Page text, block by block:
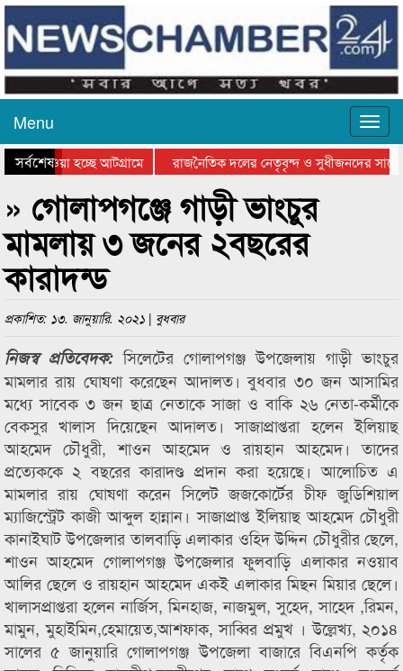
Menu
সর্বশেষ
যাওয়া হচ্ছে আটগ্রামে
রাজনৈতিক দলের নেতৃবৃন্দ ও সুধীজনদের সাথে
সিলেটে বাংলাদেশ গ্রুপ থিয়েটার
» গোলাপগঞ্জে গাড়ী ভাংচুর
মামলায় ৩ জনের ২বছরের
কারাদন্ড
প্রকাশিত: ১৩. জানুয়ারি. ২০২১ | বুধবার
নিজস্ব প্রতিবেদক: সিলেটের গোলাপগঞ্জ উপজেলায় গাড়ী ভাংচুর
মামলার রায় ঘোষণা করেছেন আদালত। বুধবার ৩০ জন আসামির
মধ্যে সাবেক ৩ জন ছাত্র নেতাকে সাজা ও বাকি ২৬ নেতা-কর্মীকে
বেকসুর খালাস দিয়েছেন আদালত। সাজাপ্রাপ্তরা হলেন ইলিয়াছ
আহমেদ চৌধুরী, শাওন আহমেদ ও রায়হান আহমেদ। তাদের
প্রত্যেককে ২ বছরের কারাদণ্ড প্রদান করা হয়েছে। আলোচিত এ
মামলার রায় ঘোষণা করেন সিলেট জজকোর্টের চীফ জুডিশিয়াল
ম্যাজিস্ট্রেট কাজী আব্দুল হান্নান। সাজাপ্রাপ্ত ইলিয়াছ আহমেদ চৌধুরী
কানাইঘাট উপজেলার তালবাড়ি এলাকার ওহিদ উদ্দিন চৌধুরীর ছেলে,
শাওন আহমেদ গোলাপগঞ্জ উপজেলার ফুলবাড়ি এলাকার নওয়াব
আলির ছেলে ও রায়হান আহমেদ একই এলাকার মিছন মিয়ার ছেলে।
খালাসপ্রাপ্তরা হলেন নার্জিস, মিনহাজ, নাজমুল, সুহেদ, সাহেদ ,রিমন,
মামুন, মুহাইমিন,হেমায়েত,আশফাক, সাব্বির প্রমুখ । উল্লেখ্য, ২০১৪
সালের ৫ জানুয়ারি গোলাপগঞ্জ উপজেলা বাজারে বিএনপি কর্তৃক